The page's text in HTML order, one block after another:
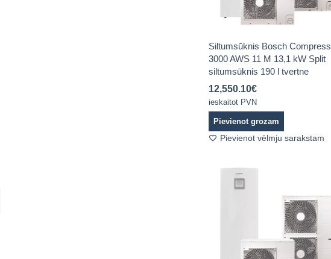
Siltumsūknis Bosch Compress
3000 AWS 11 M 13,1 kW Split
siltumsūknis 190 l tvertne
12,550.10€
ieskaitot PVN
Pievienot grozam
Pievienot vēlmju sarakstam